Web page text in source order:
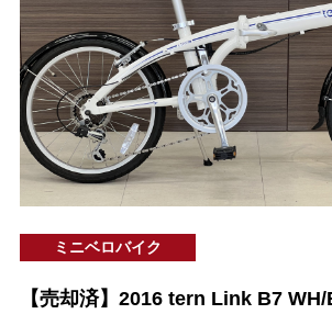
ミニベロバイク
【売却済】2016 tern Link B7